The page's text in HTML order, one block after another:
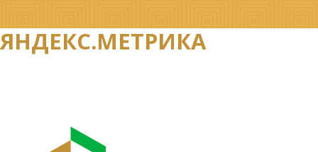
ЯНДЕКС.МЕТРИКА